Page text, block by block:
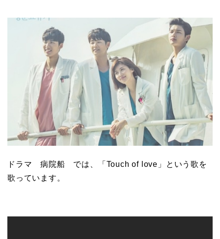
ドラマ 病院船 では、「Touch of love」という歌を
歌っています。